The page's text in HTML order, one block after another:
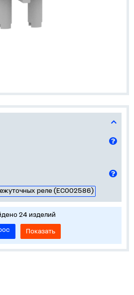
реле (EC002586)
24 изделий
Показать